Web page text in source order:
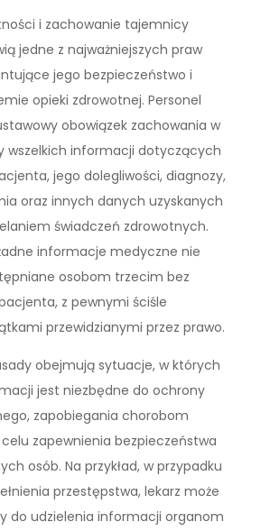
i zachowanie tajemnicy
jedne z najważniejszych praw
jego bezpieczeństwo i
opieki zdrowotnej. Personel
obowiązek zachowania w
wszelkich informacji dotyczących
jego dolegliwości, diagnozy,
oraz innych danych uzyskanych
świadczeń zdrowotnych.
informacje medyczne nie
osobom trzecim bez
z pewnymi ściśle
przewidzianymi przez prawo.
obejmują sytuacje, w których
jest niezbędne do ochrony
zapobiegania chorobom
zapewnienia bezpieczeństwa
osób. Na przykład, w przypadku
przestępstwa, lekarz może
do udzielenia informacji organom